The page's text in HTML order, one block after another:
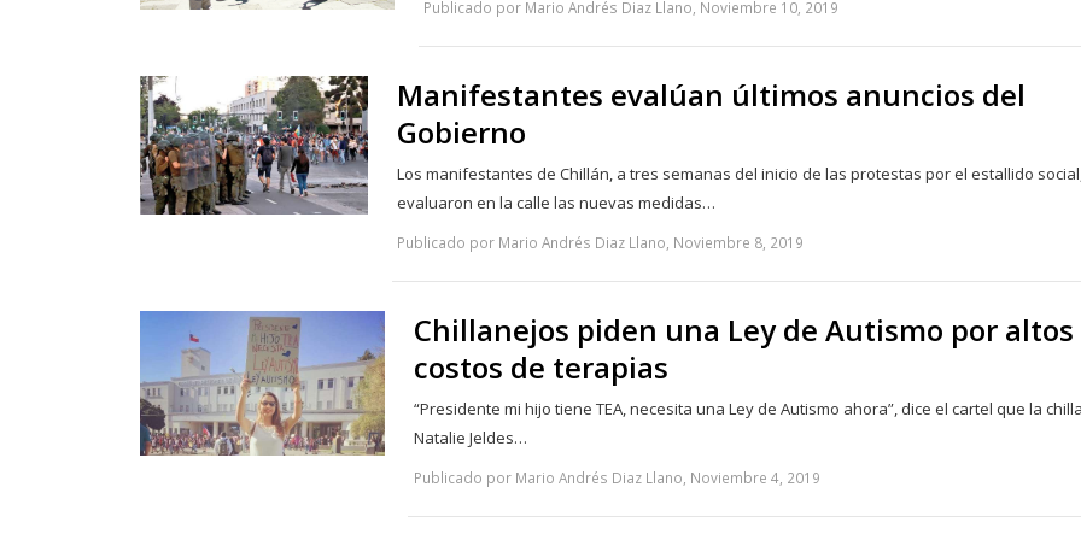
Publicado por Mario Andrés Diaz Llano, Noviembre 10, 2019
Manifestantes evalúan últimos anuncios del
Gobierno
Los manifestantes de Chillán, a tres semanas del inicio de las protestas por el estallido social,
evaluaron en la calle las nuevas medidas…
Publicado por Mario Andrés Diaz Llano, Noviembre 8, 2019
Chillanejos piden una Ley de Autismo por altos
costos de terapias
“Presidente mi hijo tiene TEA, necesita una Ley de Autismo ahora”, dice el cartel que la
Natalie Jeldes…
Publicado por Mario Andrés Diaz Llano, Noviembre 4, 2019